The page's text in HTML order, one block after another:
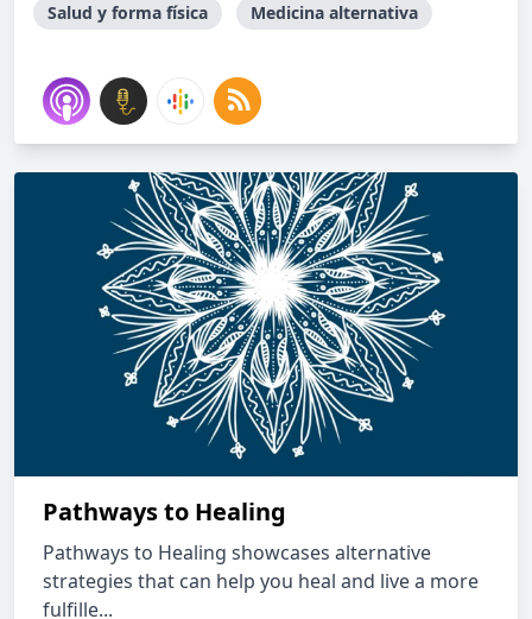
Salud y forma física Medicina alternativa
Pathways to Healing
Pathways to Healing showcases alternative
strategies that can help you heal and live a more
fulfille...